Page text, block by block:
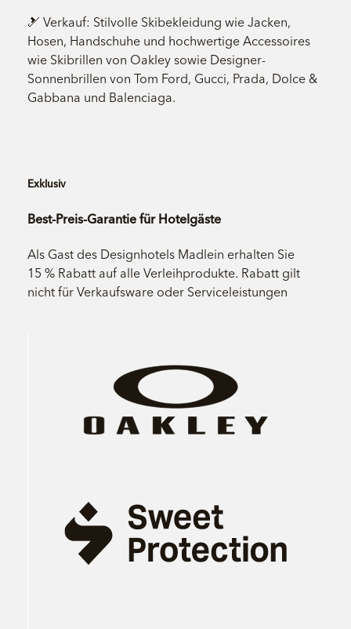
🎿 Verkauf: Stilvolle Skibekleidung wie Jacken,
Hosen, Handschuhe und hochwertige Accessoires
wie Skibrillen von Oakley sowie Designer-
Sonnenbrillen von Tom Ford, Gucci, Prada, Dolce &
Gabbana und Balenciaga.
Exklusiv
Best-Preis-Garantie für Hotelgäste
Als Gast des Designhotels Madlein erhalten Sie
15 % Rabatt auf alle Verleihprodukte. Rabatt gilt
nicht für Verkaufsware oder Serviceleistungen